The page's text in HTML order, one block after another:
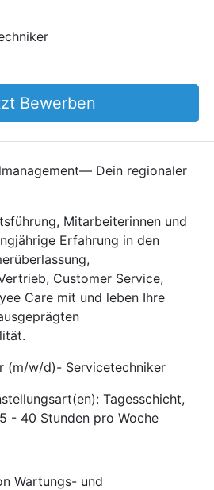
Bewerben
Dein regionaler
Mitarbeiterinnen und
Erfahrung in den
Customer Service,
Care mit und leben Ihre
(m/w/d)- Servicetechniker
Tagesschicht,
- 40 Stunden pro Woche
Wartungs- und